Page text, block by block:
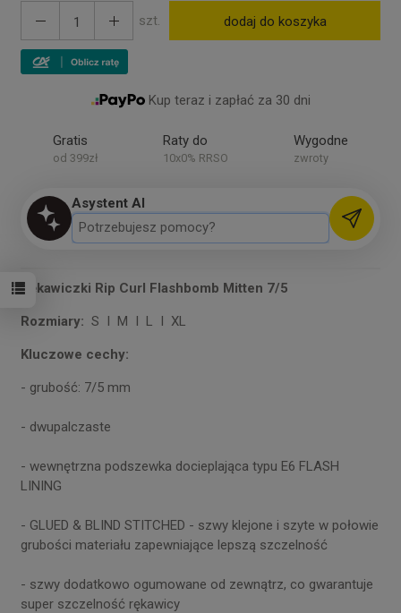
szt. dodaj do koszyka
Kup teraz i zapłać za 30 dni
Gratis
od 399zł
Raty do
10x0% RRSO
Wygodne
zwroty
Asystent AI
Rękawiczki Rip Curl Flashbomb Mitten 7/5
Rozmiary: S I M I L I XL
Kluczowe cechy:
- grubość: 7/5 mm
- dwupalczaste
- wewnętrzna podszewka docieplająca typu E6 FLASH
LINING
- GLUED & BLIND STITCHED - szwy klejone i szyte w połowie
grubości materiału zapewniające lepszą szczelność
- szwy dodatkowo ogumowane od zewnątrz, co gwarantuje
super szczelność rękawicy